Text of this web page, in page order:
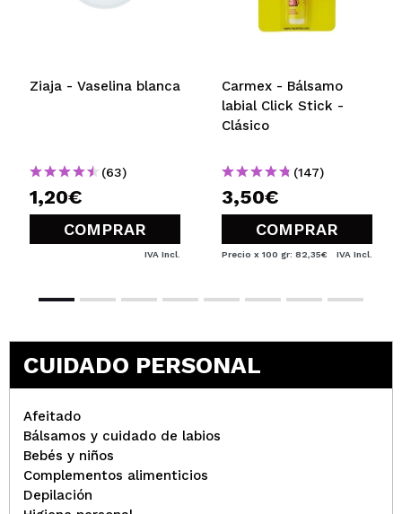
Ziaja - Vaselina blanca
(63)
1,20€
COMPRAR
IVA Incl.
Carmex - Bálsamo
labial Click Stick -
Clásico
(147)
3,50€
COMPRAR
Precio x 100 gr: 82,35€ IVA Incl.
CUIDADO PERSONAL
Afeitado
Bálsamos y cuidado de labios
Bebés y niños
Complementos alimenticios
Depilación